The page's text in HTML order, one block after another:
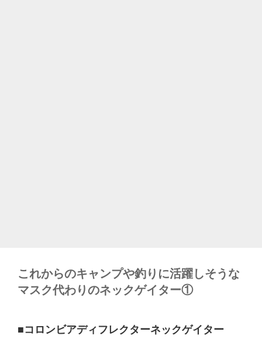
これからのキャンプや釣りに活躍しそうな
マスク代わりのネックゲイター①
■コロンビアディフレクターネックゲイター